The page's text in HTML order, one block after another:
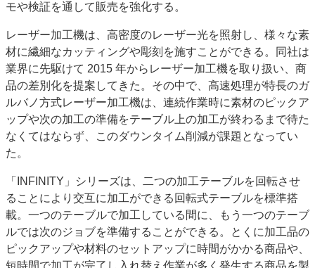
JAPAN PACK 2023 特集
中古印刷機・製本機特集
特集・デジタル印刷 ～ 新成長軌道を描く
案内
発刊案内
JFPI印刷用語集 印刷機材年鑑
運営
会社案内
購読・購入申し込み
サイトポリシー
お問い合わせ
モや検証を通して販売を強化する。
レーザー加工機は、高密度のレーザー光を照射し、様々な素
材に繊細なカッティングや彫刻を施すことができる。同社は
業界に先駆けて 2015 年からレーザー加工機を取り扱い、商
品の差別化を提案してきた。その中で、高速処理が特長のガ
ルバノ方式レーザー加工機は、連続作業時に素材のピックア
ップや次の加工の準備をテーブル上の加工が終わるまで待た
なくてはならず、このダウンタイム削減が課題となってい
た。
「INFINITY」シリーズは、二つの加工テーブルを回転させ
ることにより交互に加工ができる回転式テーブルを標準搭
載。一つのテーブルで加工している間に、もう一つのテーブ
ルでは次のジョブを準備することができる。とくに加工品の
ピックアップや材料のセットアップに時間がかかる商品や、
短時間で加工が完了し入れ替え作業が多く発生する商品を製